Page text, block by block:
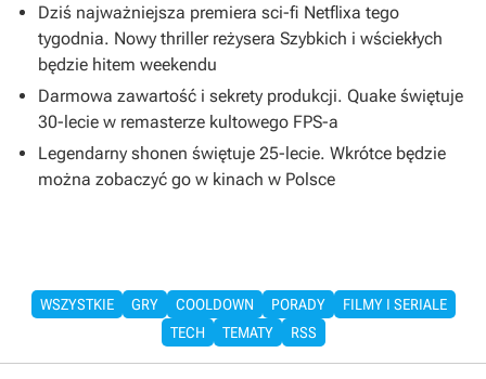
Dziś najważniejsza premiera sci-fi Netflixa tego
tygodnia. Nowy thriller reżysera Szybkich i wściekłych
będzie hitem weekendu
Darmowa zawartość i sekrety produkcji. Quake świętuje
30-lecie w remasterze kultowego FPS-a
Legendarny shonen świętuje 25-lecie. Wkrótce będzie
można zobaczyć go w kinach w Polsce
WSZYSTKIE GRY COOLDOWN PORADY
FILMY I SERIALE
TECH
TEMATY RSS